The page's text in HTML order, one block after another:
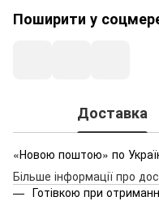
Поширити у
Доставка
«Новою поштою» по
Більше інформації про
Готівкою при